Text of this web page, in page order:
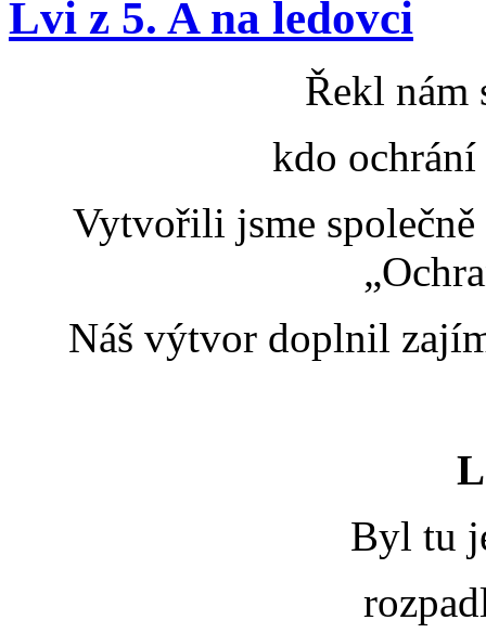
Lvi z 5. A na ledovci
Řekl nám
kdo
Vytvořili jsme
Náš výtvor doplnil
Byl tu